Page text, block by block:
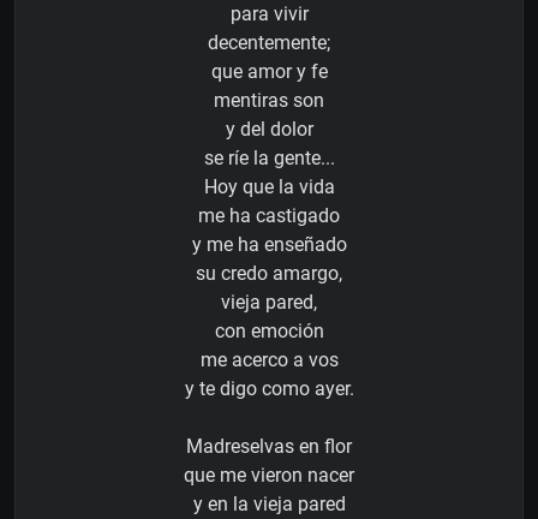
para vivir
decentemente;
que amor y fe
mentiras son
y del dolor
se ríe la gente...
Hoy que la vida
me ha castigado
y me ha enseñado
su credo amargo,
vieja pared,
con emoción
me acerco a vos
y te digo como ayer.
Madreselvas en flor
que me vieron nacer
y en la vieja pared